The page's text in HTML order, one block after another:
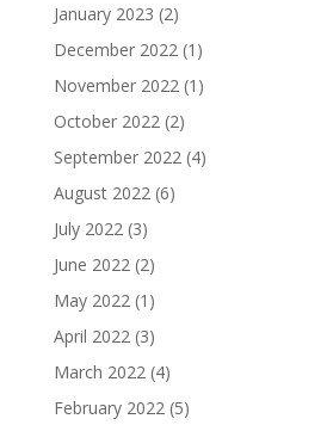
January 2023 (2)
December 2022 (1)
November 2022 (1)
October 2022 (2)
September 2022 (4)
August 2022 (6)
July 2022 (3)
June 2022 (2)
May 2022 (1)
April 2022 (3)
March 2022 (4)
February 2022 (5)